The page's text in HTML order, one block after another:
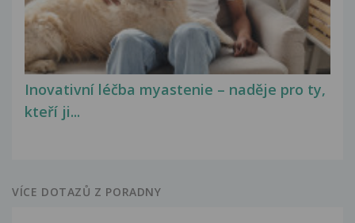
Inovativní léčba myastenie – naděje pro ty,
kteří ji...
VÍCE DOTAZŮ Z PORADNY